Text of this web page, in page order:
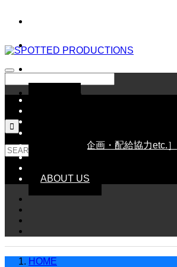

WORKS［企画・配給協力etc.］
ABOUT US
HOME